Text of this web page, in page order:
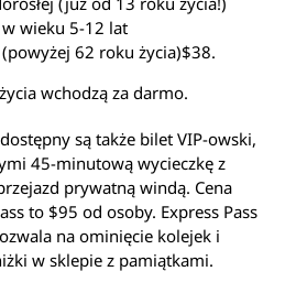
wieku 5-12 lat
62 roku życia)$38.
wchodzą za darmo.
są także bilet VIP-owski,
45-minutową wycieczkę z
prywatną windą. Cena
to $95 od osoby. Express Pass
na ominięcie kolejek i
w sklepie z pamiątkami.